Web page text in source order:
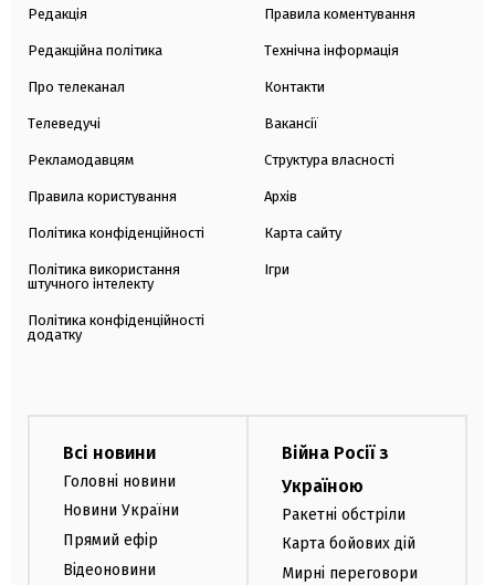
Редакція
Редакційна політика
Про телеканал
Телеведучі
Рекламодавцям
Правила користування
Політика конфіденційності
Політика використання
штучного інтелекту
Політика конфіденційності
додатку
Правила коментування
Технічна інформація
Контакти
Вакансії
Структура власності
Архів
Карта сайту
Ігри
Всі новини
Головні новини
Новини України
Прямий ефір
Відеоновини
Війна Росії з
Україною
Ракетні обстріли
Карта бойових дій
Мирні переговори